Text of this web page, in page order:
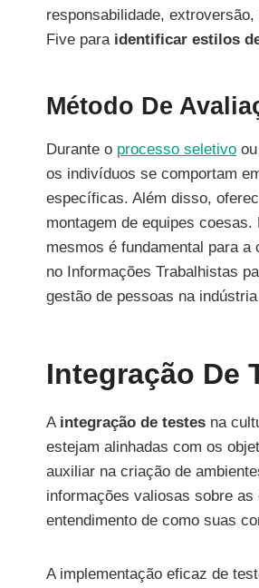
responsabilidade,
Five para identificar estilos
Método De
Durante o processo seletivo
os indivíduos se comportam
específicas. Além disso,
montagem de equipes
mesmos é fundamental para
no Informações Trabalhistas
gestão de pessoas na
Integração De
A integração de testes na
estejam alinhadas com os
auxiliar na criação de
informações valiosas sobre
entendimento de como suas
A implementação eficaz de